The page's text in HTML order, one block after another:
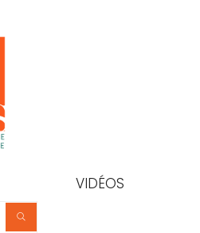
VIDÉOS